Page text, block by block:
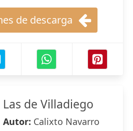
de descarga
Las de Villadiego
Autor: Calixto Navarro